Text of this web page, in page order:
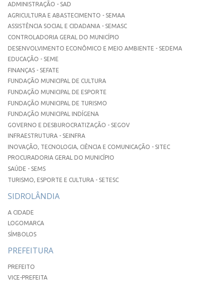
ADMINISTRAÇÃO - SAD
AGRICULTURA E ABASTECIMENTO - SEMAA
ASSISTÊNCIA SOCIAL E CIDADANIA - SEMASC
CONTROLADORIA GERAL DO MUNICÍPIO
DESENVOLVIMENTO ECONÔMICO E MEIO AMBIENTE - SEDEMA
EDUCAÇÃO - SEME
FINANÇAS - SEFATE
FUNDAÇÃO MUNICIPAL DE CULTURA
FUNDAÇÃO MUNICIPAL DE ESPORTE
FUNDAÇÃO MUNICIPAL DE TURISMO
FUNDAÇÃO MUNICIPAL INDÍGENA
GOVERNO E DESBUROCRATIZAÇÃO - SEGOV
INFRAESTRUTURA - SEINFRA
INOVAÇÃO, TECNOLOGIA, CIÊNCIA E COMUNICAÇÃO - SITEC
PROCURADORIA GERAL DO MUNICÍPIO
SAÚDE - SEMS
TURISMO, ESPORTE E CULTURA - SETESC
SIDROLÂNDIA
A CIDADE
LOGOMARCA
SÍMBOLOS
PREFEITURA
PREFEITO
VICE-PREFEITA